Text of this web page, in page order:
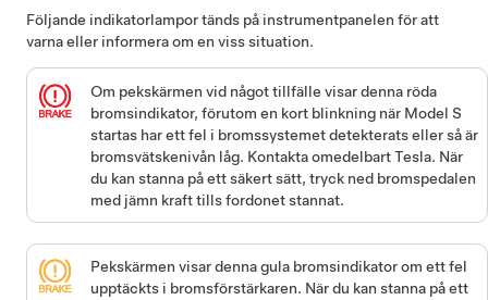
Följande indikatorlampor tänds på instrumentpanelen för att
varna eller informera om en viss situation.
Om pekskärmen vid något tillfälle visar denna röda
bromsindikator, förutom en kort blinkning när Model S
startas har ett fel i bromssystemet detekterats eller så är
bromsvätskenivån låg. Kontakta omedelbart Tesla. När
du kan stanna på ett säkert sätt, tryck ned bromspedalen
med jämn kraft tills fordonet stannat.
Pekskärmen visar denna gula bromsindikator om ett fel
upptäckts i bromsförstärkaren. När du kan stanna på ett